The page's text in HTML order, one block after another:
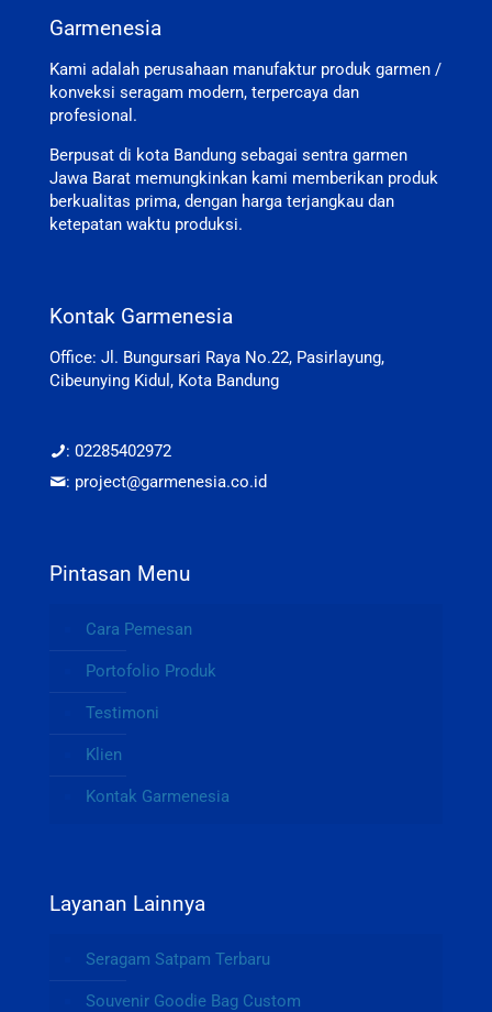
Garmenesia
Kami adalah perusahaan manufaktur produk garmen /
konveksi seragam modern, terpercaya dan
profesional.
Berpusat di kota Bandung sebagai sentra garmen
Jawa Barat memungkinkan kami memberikan produk
berkualitas prima, dengan harga terjangkau dan
ketepatan waktu produksi.
Kontak Garmenesia
Office: Jl. Bungursari Raya No.22, Pasirlayung,
Cibeunying Kidul, Kota Bandung
: 02285402972
: project@garmenesia.co.id
Pintasan Menu
Cara Pemesan
Portofolio Produk
Testimoni
Klien
Kontak Garmenesia
Layanan Lainnya
Seragam Satpam Terbaru
Souvenir Goodie Bag Custom